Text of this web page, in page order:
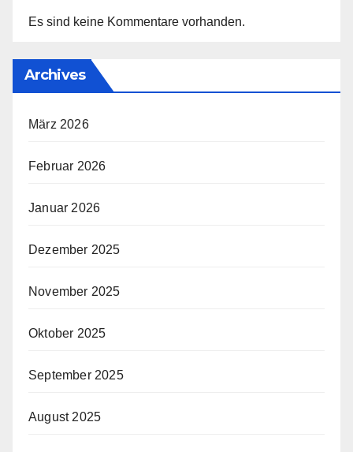
Es sind keine Kommentare vorhanden.
Archives
März 2026
Februar 2026
Januar 2026
Dezember 2025
November 2025
Oktober 2025
September 2025
August 2025